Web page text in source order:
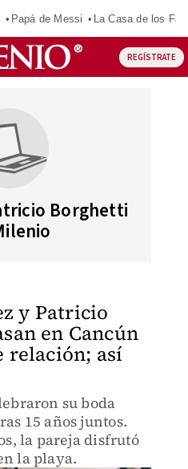
Papá de Messi La Casa de los
REGÍSTRATE
Borghetti
y Patricio
en Cancún
relación; así
su boda
15 años juntos.
la pareja disfrutó
la playa.